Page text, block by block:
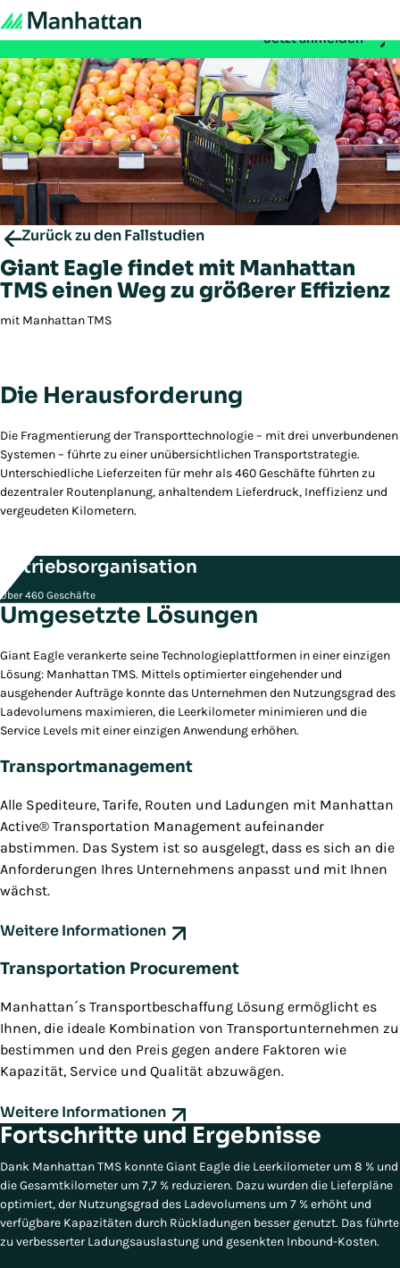
Nicht verpassen - Die Registrierung für die EMEA
Jetzt anmelden
Zurück zu den Fallstudien
Giant Eagle findet mit Manhattan
TMS einen Weg zu größerer Effizienz
mit Manhattan TMS
Die Herausforderung
Die Fragmentierung der Transporttechnologie – mit drei unverbundenen
Systemen – führte zu einer unübersichtlichen Transportstrategie.
Unterschiedliche Lieferzeiten für mehr als 460 Geschäfte führten zu
dezentraler Routenplanung, anhaltendem Lieferdruck, Ineffizienz und
vergeudeten Kilometern.
Betriebsorganisation
Über 460 Geschäfte
Umgesetzte Lösungen
Giant Eagle verankerte seine Technologieplattformen in einer einzigen
Lösung: Manhattan TMS. Mittels optimierter eingehender und
ausgehender Aufträge konnte das Unternehmen den Nutzungsgrad des
Ladevolumens maximieren, die Leerkilometer minimieren und die
Service Levels mit einer einzigen Anwendung erhöhen.
Transportmanagement
Alle Spediteure, Tarife, Routen und Ladungen mit Manhattan
Active® Transportation Management aufeinander
abstimmen. Das System ist so ausgelegt, dass es sich an die
Anforderungen Ihres Unternehmens anpasst und mit Ihnen
wächst.
Weitere Informationen
Transportation Procurement
Manhattan´s Transportbeschaffung Lösung ermöglicht es
Ihnen, die ideale Kombination von Transportunternehmen zu
bestimmen und den Preis gegen andere Faktoren wie
Kapazität, Service und Qualität abzuwägen.
Weitere Informationen
Fortschritte und Ergebnisse
Dank Manhattan TMS konnte Giant Eagle die Leerkilometer um 8 % und
die Gesamtkilometer um 7,7 % reduzieren. Dazu wurden die Lieferpläne
optimiert, der Nutzungsgrad des Ladevolumens um 7 % erhöht und
verfügbare Kapazitäten durch Rückladungen besser genutzt. Das führte
zu verbesserter Ladungsauslastung und gesenkten Inbound-Kosten.